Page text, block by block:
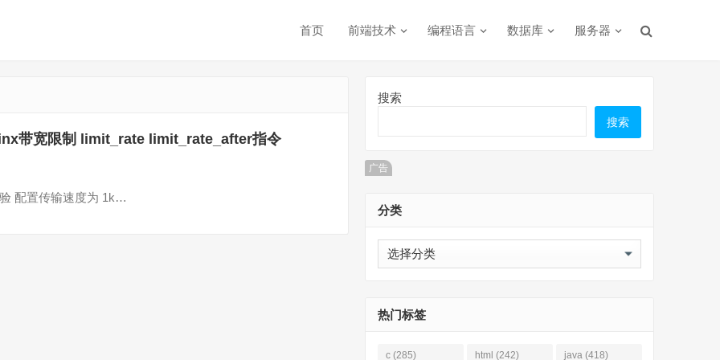
首页 前端技术 编程语言 数据库 服务器
带宽限制 limit_rate limit_rate_after指令
配置传输速度为 1k…
搜索
搜索
广告
分类
分
类
热门标签
c (285) html (242) java (418)